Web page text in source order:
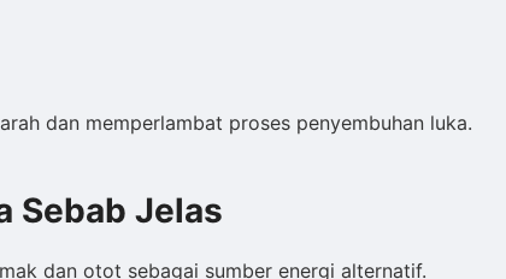
dan memperlambat proses penyembuhan luka.
Sebab Jelas
dan otot sebagai sumber energi alternatif.